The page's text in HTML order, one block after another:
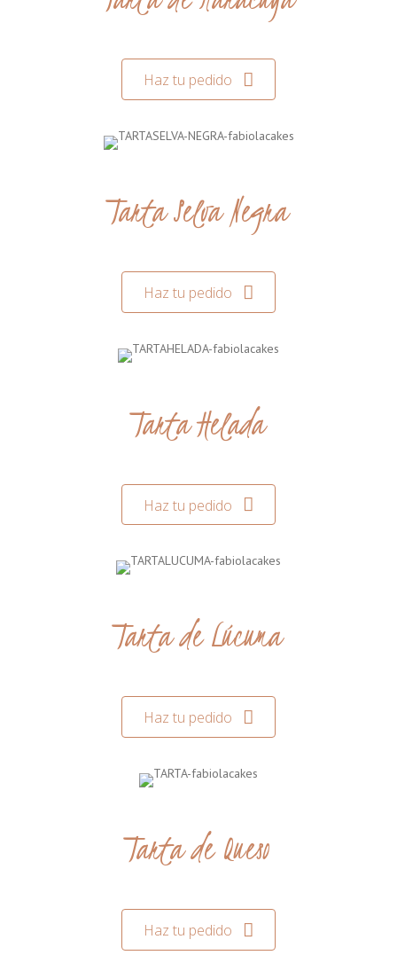
Haz tu pedido
Tarta Selva Negra
Haz tu pedido
Tarta Helada
Haz tu pedido
Tarta de Lúcuma
Haz tu pedido
Tarta de Queso
Haz tu pedido